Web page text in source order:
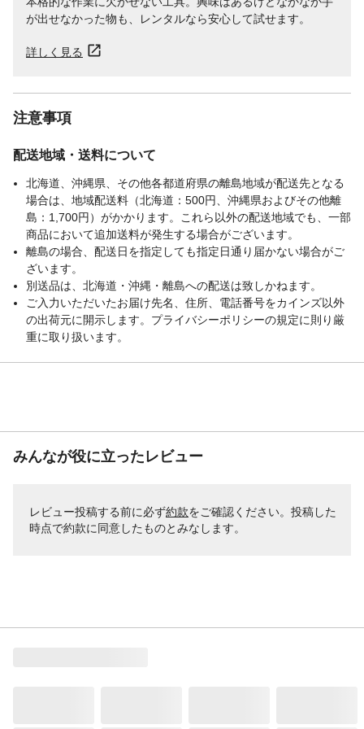
が出せなかった物も、レンタルなら安心して試せます。
詳しく見る
注意事項
配送地域・送料について
北海道、沖縄県、その他各都道府県の離島地域が配送先となる
場合は、地域配送料（北海道：500円、沖縄県およびその他離
島：1,700円）がかかります。これら以外の配送地域でも、一部
商品において追加送料が発生する場合がございます。
離島の場合、配送日を指定しても指定日通り届かない場合がご
ざいます。
別送品は、北海道・沖縄・離島への配送は致しかねます。
ご入力いただいたお届け先名、住所、電話番号をカインズ以外
の出荷元に開示します。プライバシーポリシーの規定に則り厳
重に取り扱います。
みんなが役に立ったレビュー
レビュー投稿する前に必ず約款をご確認ください。投稿した
時点で約款に同意したものとみなします。